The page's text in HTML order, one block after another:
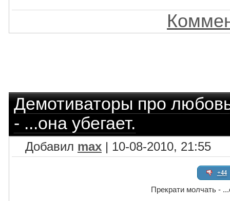
Демотиваторы про
- ...она убегает.
Добавил max | 10-08-2010, 21:55
+44
Прекрати молчать -